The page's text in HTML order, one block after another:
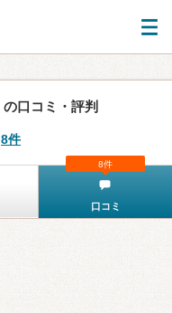
の口コミ・評判
8件
口コミ
8件